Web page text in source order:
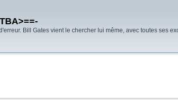
Bill Gates vient le chercher lui même, avec toutes ses